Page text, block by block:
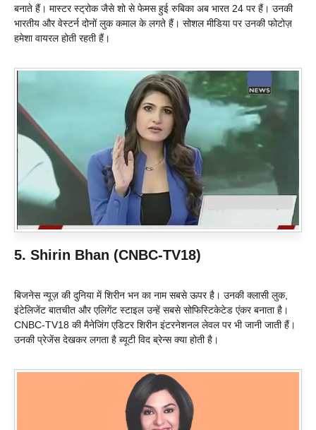
बनाते हैं। मास्टर स्ट्रोक जैसे शो से फेमस हुई रुबिका अब भारत 24 पर हैं। उनकी
भारतीय और वेस्टर्न दोनों लुक कमाल के लगते हैं। सोशल मीडिया पर उनकी फोटोज़
हमेशा वायरल होती रहती हैं।
5. Shirin Bhan (CNBC-TV18)
बिजनेस न्यूज़ की दुनिया में शिरीन भन का नाम सबसे ऊपर है। उनकी क्लासी लुक,
इंटेलिजेंट बातचीत और एलिगेंट स्टाइल उन्हें सबसे सोफिस्टिकेटेड एंकर बनाता है।
CNBC-TV18 की मैनेजिंग एडिटर शिरीन इंटरनेशनल लेवल पर भी जानी जाती हैं।
उनकी प्रेजेंस देखकर लगता है ब्यूटी विद ब्रेन्स क्या होती है।